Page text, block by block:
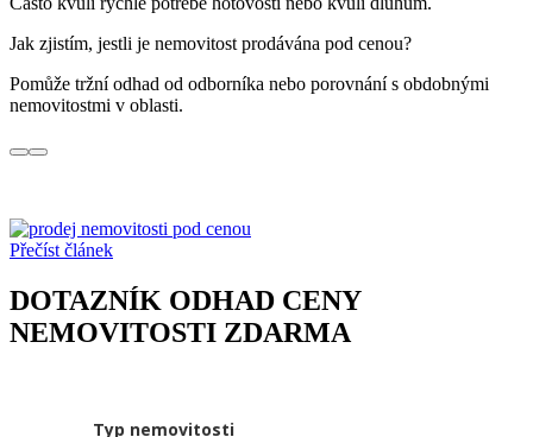
Jak zjistím, jestli je nemovitost prodávána pod cenou?
Pomůže tržní odhad od odborníka nebo porovnání s obdobnými
nemovitostmi v oblasti.
Přečíst článek
DOTAZNÍK ODHAD CENY
NEMOVITOSTI ZDARMA
Typ nemovitosti